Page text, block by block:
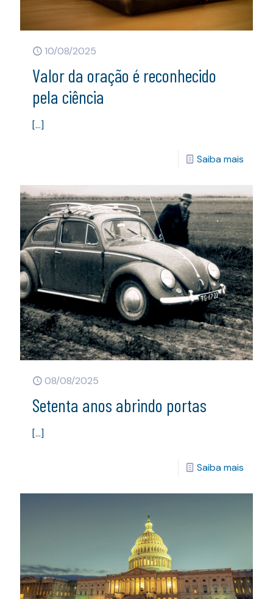
10/08/2025
Valor da oração é reconhecido
pela ciência
[…]
Saiba mais
08/08/2025
Setenta anos abrindo portas
[…]
Saiba mais